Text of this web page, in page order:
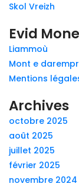
Skol Vreizh
Evid
Liammoù
Mont e
Mentions
Archives
octobre 2025
août 2025
juillet 2025
février 2025
novembre 2024